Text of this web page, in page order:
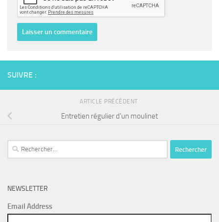
SUIVRE :
ARTICLE PRÉCÉDENT
Entretien régulier d’un moulinet
Rechercher :
NEWSLETTER
Email Address